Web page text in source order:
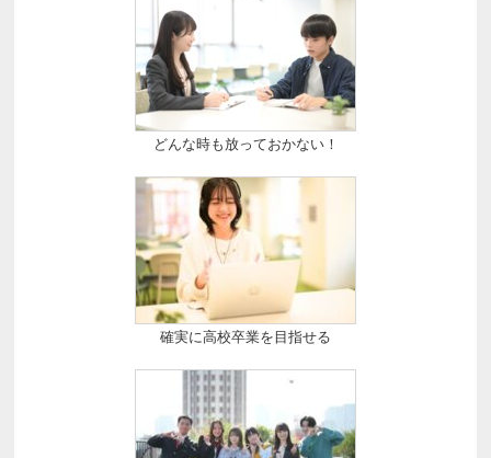
どんな時も放っておかない！
確実に高校卒業を目指せる